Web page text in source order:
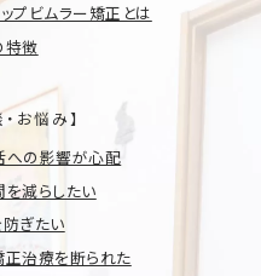
プビムラー矯正とは
特徴
お悩み】
への影響が心配
減らしたい
ぎたい
治療を断られた